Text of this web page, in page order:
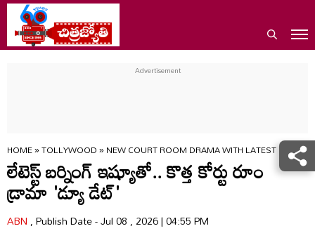
HOME»TOLLYWOOD»NEW COURT ROOM DRAMA WITH LATEST
లేటెస్ట్ బర్నింగ్‌ ఇష్యూతో.. కొత్త కోర్టు రూం
డ్రామా 'డ్యూ డేట్'
ABN, Publish Date - Jul 08 , 2026 | 04:55 PM